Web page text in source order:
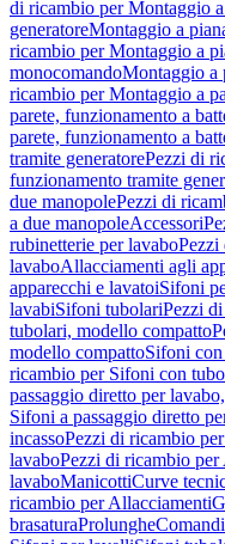
di ricambio per Montaggio
generatoreMontaggio a
ricambio per Montaggio a
monocomandoMontaggio a
ricambio per Montaggio a
parete, funzionamento a
parete, funzionamento a
tramite generatorePezzi di
funzionamento tramite
due manopolePezzi di
a due manopoleAccessori
rubinetterie per lavaboPezzi
lavaboAllacciamenti agli
apparecchi e lavatoiSifoni
lavabiSifoni tubolariPezzi
tubolari, modello compatto
modello compattoSifoni
ricambio per Sifoni con
passaggio diretto per
Sifoni a passaggio diretto
incassoPezzi di ricambio
lavaboPezzi di ricambio
lavaboManicottiCurve
ricambio per Allacciamenti
brasaturaProlungheComandi